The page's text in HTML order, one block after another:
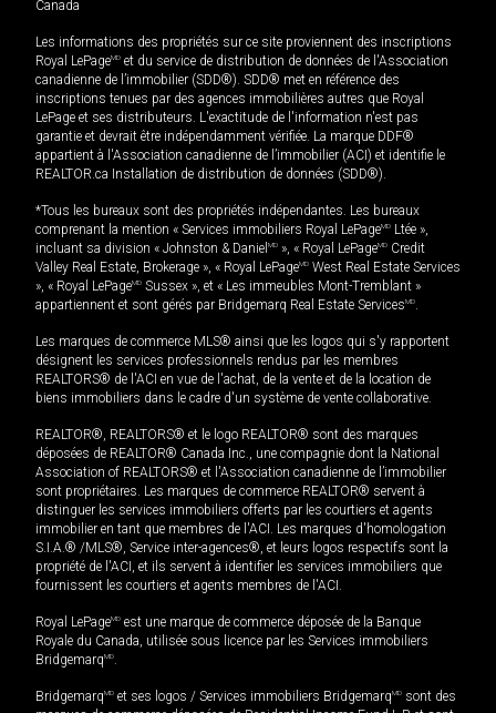
Canada
Les informations des propriétés sur ce site proviennent des inscriptions
Royal LePageMD et du service de distribution de données de l'Association
canadienne de l’immobilier (SDD®). SDD® met en référence des
inscriptions tenues par des agences immobilières autres que Royal
LePage et ses distributeurs. L'exactitude de l'information n'est pas
garantie et devrait être indépendamment vérifiée. La marque DDF®
appartient à l'Association canadienne de l’immobilier (ACI) et identifie le
REALTOR.ca Installation de distribution de données (SDD®).
*Tous les bureaux sont des propriétés indépendantes. Les bureaux
comprenant la mention « Services immobiliers Royal LePageMD Ltée »,
incluant sa division « Johnston & Daniel MD », « Royal LePageMD Credit
Valley Real Estate, Brokerage », « Royal LePageMD West Real Estate Services
», « Royal LePageMD Sussex », et « Les immeubles Mont-Tremblant »
appartiennent et sont gérés par Bridgemarq Real Estate ServicesMD.
Les marques de commerce MLS® ainsi que les logos qui s'y rapportent
désignent les services professionnels rendus par les membres
REALTORS® de l'ACI en vue de l'achat, de la vente et de la location de
biens immobiliers dans le cadre d'un système de vente collaborative.
REALTOR®, REALTORS® et le logo REALTOR® sont des marques
déposées de REALTOR® Canada Inc., une compagnie dont la National
Association of REALTORS® et l'Association canadienne de l’immobilier
sont propriétaires. Les marques de commerce REALTOR® servent à
distinguer les services immobiliers offerts par les courtiers et agents
immobilier en tant que membres de l'ACI. Les marques d'homologation
S.I.A.® /MLS®, Service inter-agences®, et leurs logos respectifs sont la
propriété de l'ACI, et ils servent à identifier les services immobiliers que
fournissent les courtiers et agents membres de l'ACI.
Royal LePageMD est une marque de commerce déposée de la Banque
Royale du Canada, utilisée sous licence par les Services immobiliers
BridgemarqMD.
BridgemarqMD et ses logos / Services immobiliers BridgemarqMD sont des